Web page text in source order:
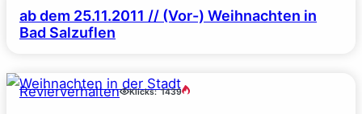
ab dem 25.11.2011 // (Vor-) Weihnachten in
Bad Salzuflen
Revierverhalten Klicks: 1439